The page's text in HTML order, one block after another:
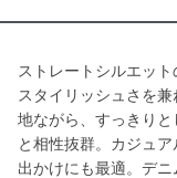
ストレートシルエッ
スタイリッシュさを
地ながら、すっきり
と相性抜群。カジュ
出かけにも最適。デ